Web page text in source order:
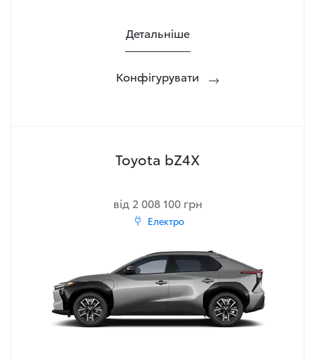
Детальніше
Конфігурувати
Toyota bZ4X
від 2 008 100 грн
Електро